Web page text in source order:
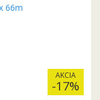
AKCIA
-17%